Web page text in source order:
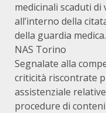
medicinali scaduti di
all’interno della
della guardia medica.
NAS Torino
Segnalate alla
criticità riscontrate
assistenziale
procedure di